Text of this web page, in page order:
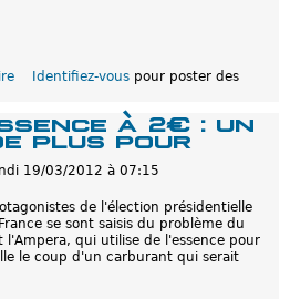
Identifiez-vous pour poster des
à 2€ : un
plus pour
19/03/2012 à 07:15
de l'élection présidentielle
se sont saisis du problème du
l'Ampera, qui utilise de l'essence pour
le coup d'un carburant qui serait